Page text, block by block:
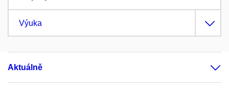
Výuka
Aktuálně